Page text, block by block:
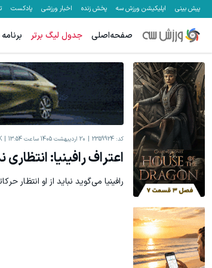
پیش بینی اپلیکیشن ورزش سه پخش زنده اخبار ورزشی پادکست
صفحه‌اصلی جدول لیگ برتر برنامه
کد: 2359924 20 اردیبهشت 1405 ساعت 13:54
اعتراف رافینیا:
رافینیا می‌گوید نباید از او انتظار